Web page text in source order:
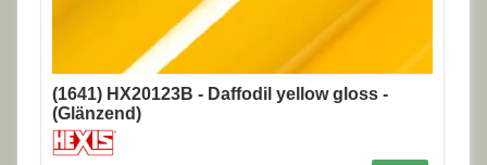
(1641) HX20123B - Daffodil yellow gloss -
(Glänzend)